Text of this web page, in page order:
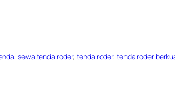
, sewa tenda roder, tenda roder, tenda roder